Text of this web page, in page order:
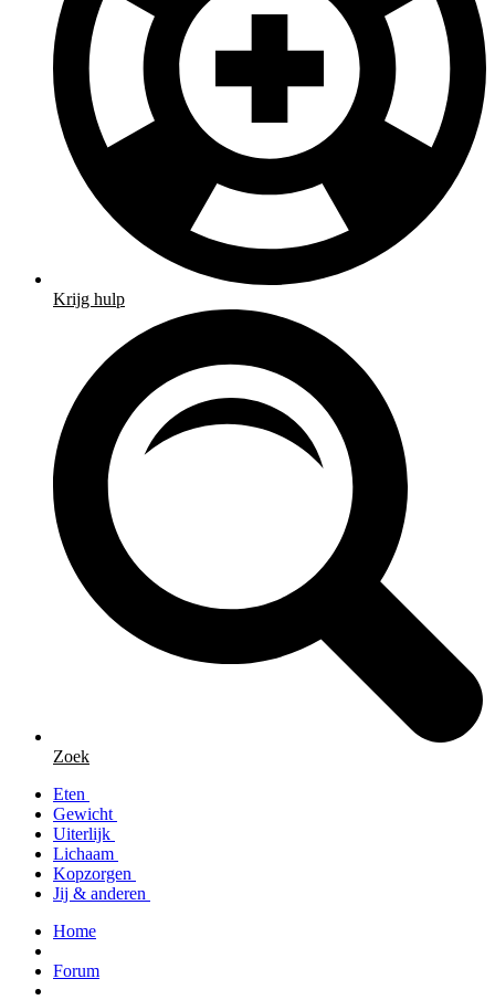
Krijg hulp
Zoek
Eten
Gewicht
Uiterlijk
Lichaam
Kopzorgen
Jij & anderen
Home
Forum